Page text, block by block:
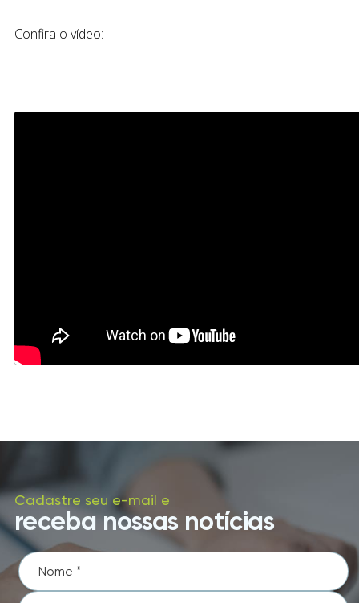
Confira o vídeo:
Cadastre seu e-mail e
receba nossas notícias